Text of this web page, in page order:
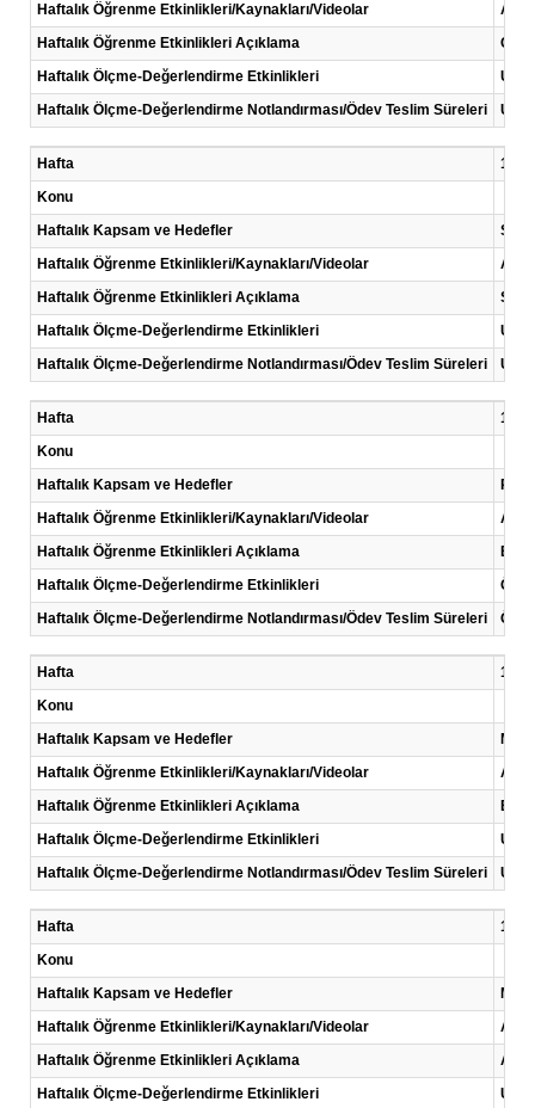
Haftalık Öğrenme Etkinlikleri/Kaynakları/Videolar
Haftalık Öğrenme Etkinlikleri Açıklama
Çok
Haftalık Ölçme-Değerlendirme Etkinlikleri
Haftalık Ölçme-Değerlendirme Notlandırması/Ödev Teslim Süreleri
Hafta
10
Konu
Haftalık Kapsam ve Hedefler
Seri
Haftalık Öğrenme Etkinlikleri/Kaynakları/Videolar
Haftalık Öğrenme Etkinlikleri Açıklama
Seri
Haftalık Ölçme-Değerlendirme Etkinlikleri
Haftalık Ölçme-Değerlendirme Notlandırması/Ödev Teslim Süreleri
Hafta
11
Konu
Haftalık Kapsam ve Hedefler
Haftalık Öğrenme Etkinlikleri/Kaynakları/Videolar
Haftalık Öğrenme Etkinlikleri Açıklama
Haftalık Ölçme-Değerlendirme Etkinlikleri
Haftalık Ölçme-Değerlendirme Notlandırması/Ödev Teslim Süreleri
Hafta
12
Konu
Haftalık Kapsam ve Hedefler
Haftalık Öğrenme Etkinlikleri/Kaynakları/Videolar
Haftalık Öğrenme Etkinlikleri Açıklama
Haftalık Ölçme-Değerlendirme Etkinlikleri
Haftalık Ölçme-Değerlendirme Notlandırması/Ödev Teslim Süreleri
Hafta
13
Konu
Haftalık Kapsam ve Hedefler
Haftalık Öğrenme Etkinlikleri/Kaynakları/Videolar
Haftalık Öğrenme Etkinlikleri Açıklama
Haftalık Ölçme-Değerlendirme Etkinlikleri